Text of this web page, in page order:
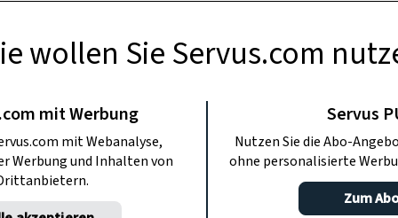
machen
wollen Sie Servus.com
mit Werbung
mit Webanalyse,
Werbung und Inhalten von
Servus
Nutzen Sie die Abo-
ohne personalisierte
Zum